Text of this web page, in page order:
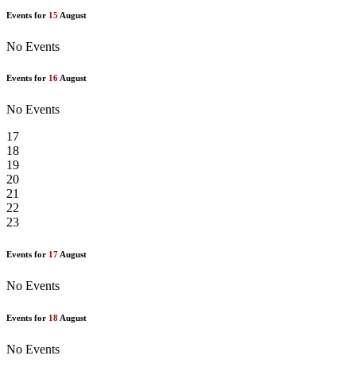
Events for 15 August
No Events
Events for 16August
No Events
17
18
19
20
21
22
23
Events for 17August
No Events
Events for 18 August
No Events